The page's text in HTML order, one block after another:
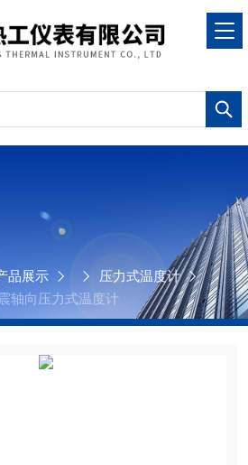
品展示
压力式温度计
轴向压力式温度计